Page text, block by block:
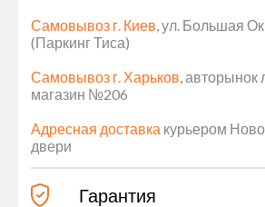
Самовывоз г. Киев, ул. Большая
(Паркинг Тиса)
Самовывоз г. Харьков, авторынок
магазин №206
Адресная доставка курьером
двери
Гарантия